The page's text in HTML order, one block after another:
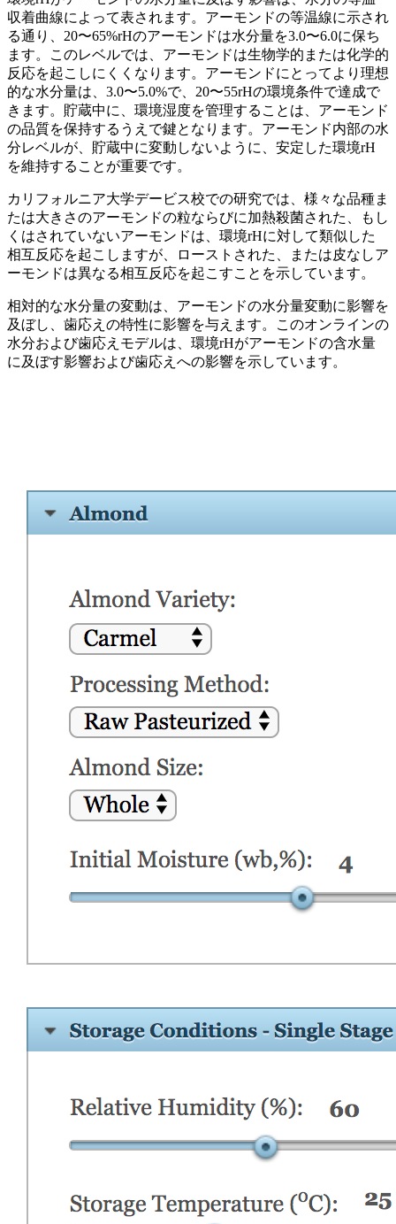
収着曲線によって表されます。アーモンドの等温線に示され
る通り、20〜65%rHのアーモンドは水分量を3.0〜6.0に保ち
ます。このレベルでは、アーモンドは生物学的または化学的
反応を起こしにくくなります。アーモンドにとってより理想
的な水分量は、3.0〜5.0%で、20〜55rHの環境条件で達成で
きます。貯蔵中に、環境湿度を管理することは、アーモンド
の品質を保持するうえで鍵となります。アーモンド内部の水
分レベルが、貯蔵中に変動しないように、安定した環境rH
を維持することが重要です。
カリフォルニア大学デービス校での研究では、様々な品種ま
たは大きさのアーモンドの粒ならびに加熱殺菌された、もし
くはされていないアーモンドは、環境rHに対して類似した
相互反応を起こしますが、ローストされた、または皮なしア
ーモンドは異なる相互反応を起こすことを示しています。
相対的な水分量の変動は、アーモンドの水分量変動に影響を
及ぼし、歯応えの特性に影響を与えます。このオンラインの
水分および歯応えモデルは、環境rHがアーモンドの含水量
に及ぼす影響および歯応えへの影響を示しています。